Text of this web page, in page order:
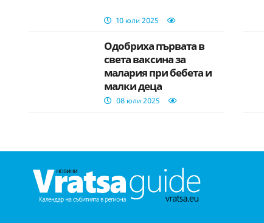
10 юли 2025
Одобриха първата в
света ваксина за
малария при бебета и
малки деца
08 юли 2025